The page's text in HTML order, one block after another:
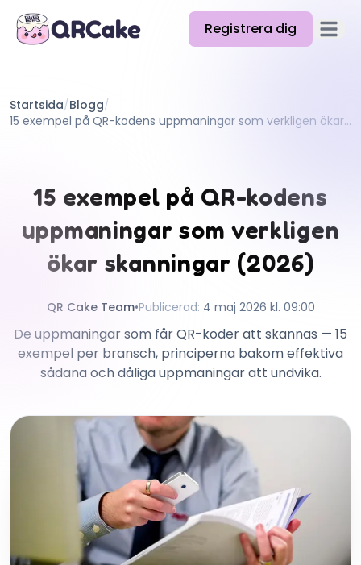
Registrera dig
Priser
Docs
Hjälp
API
Startsida/Blogg/
15 exempel på QR-kodens uppmaningar som verkligen ökar skanningar (2026)
15 exempel på QR-kodens
uppmaningar som verkligen
ökar skanningar (2026)
QR Cake Team•Publicerad: 4 maj 2026 kl. 09:00
De uppmaningar som får QR-koder att skannas — 15
exempel per bransch, principerna bakom effektiva
sådana och dåliga uppmaningar att undvika.